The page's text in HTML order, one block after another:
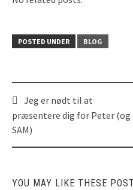
POSTED UNDER BLOG
Post
navigation
Jeg er nødt til at
præsentere dig for Peter (og
SAM)
YOU MAY LIKE THESE